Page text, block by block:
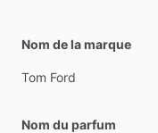
Nom de la marque
Tom Ford
Nom du parfum